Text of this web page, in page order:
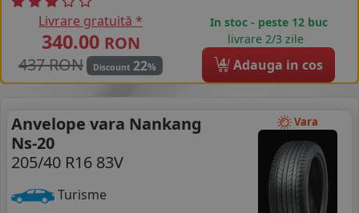
Livrare gratuită *
340.00 RON
437 RON
Discount 22%
In stoc - peste 12 buc
livrare 2/3 zile
4 Adauga in cos
Vara
Anvelope vara Nankang
Ns-20
205/40 R16 83V
Turisme